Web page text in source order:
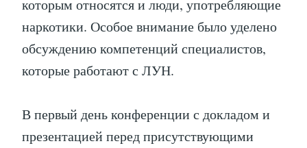
которым относятся и люди, употребляющие
наркотики. Особое внимание было уделено
обсуждению компетенций специалистов,
которые работают с ЛУН.
В первый день конференции с докладом и
презентацией перед присутствующими